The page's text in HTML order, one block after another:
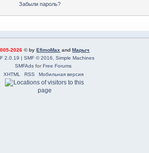
Забыли пароль?
2026 © byEfimoMax andМарыч
2.0.19 | SMF © 2016
Simple Machines
SMFAds forFree Forums
XHTML
RSS Мобильная версия